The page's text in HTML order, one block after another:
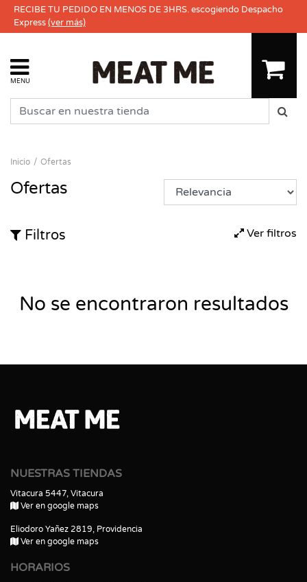
RECIBE TU PEDIDO EN MENOS DE 3HRS. escogiendo Despacho
Express(ver más)
MENU
Inicio Ofertas
Ofertas
Ver filtros
Filtros
No se encontraron resultados
NUESTRAS TIENDAS
Vitacura 5447, Vitacura
Ver en google maps
Eliodoro Yañez 2819, Providencia
Ver en google maps
HORARIOS